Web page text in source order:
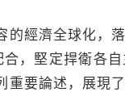
經濟全球化，
，堅定捍衛各
要論述，展現